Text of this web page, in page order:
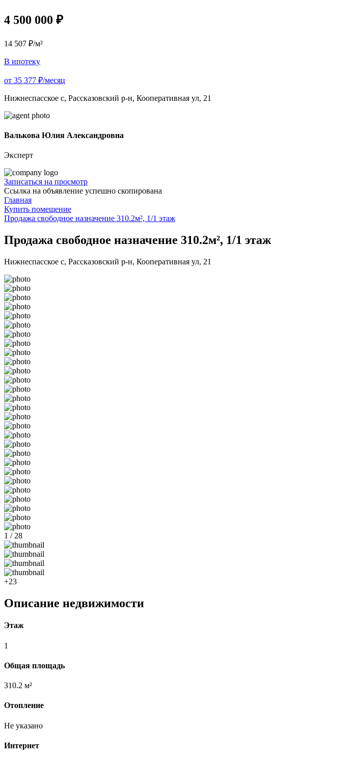
4 500 000 ₽
14 507 ₽/м²
В ипотеку
от 35 377 ₽/месяц
Нижнеспасское с, Рассказовский р-н, Кооперативная ул, 21
Валькова Юлия Александровна
Эксперт
Записаться на просмотр
Ссылка на объявление успешно скопирована
Главная
Купить помещение
Продажа свободное назначение 310.2м², 1/1 этаж
Продажа свободное назначение 310.2м², 1/1 этаж
Нижнеспасское с, Рассказовский р-н, Кооперативная ул, 21
1 / 28
+23
Описание недвижимости
Этаж
1
Общая площадь
310.2 м²
Отопление
Не указано
Интернет